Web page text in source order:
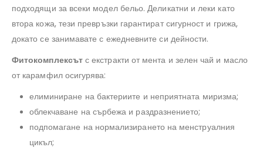
подходящи за всеки модел бельо. Деликатни и леки като
втора кожа, тези превръзки гарантират сигурност и грижа,
докато се занимавате с ежедневните си дейности.
Фитокомплексътс екстракти от мента и зелен чай и масло
от карамфил осигурява:
елиминиране на бактериите и неприятната миризма;
облекчаване на сърбежа и раздразнението;
подпомагане на нормализирането на менструалния
цикъл;